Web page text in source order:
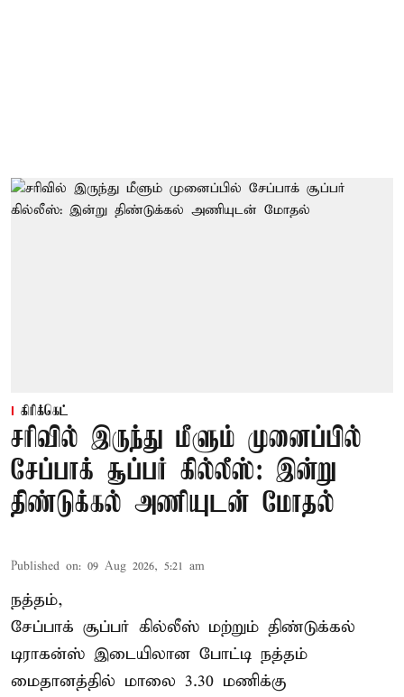
கிரிக்கெட்
சரிவில் இருந்து மீளும் முனைப்பில்
சேப்பாக் சூப்பர் கில்லீஸ்: இன்று
திண்டுக்கல் அணியுடன் மோதல்
Published on: 09 Aug 2026, 5:21 am
நத்தம்,
சேப்பாக் சூப்பர் கில்லீஸ் மற்றும் திண்டுக்கல்
டிராகன்ஸ் இடையிலான போட்டி நத்தம்
மைதானத்தில் மாலை 3.30 மணிக்கு